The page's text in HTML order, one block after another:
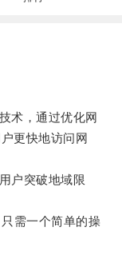
术，通过优化网
更快地访问网
户突破地域限
需一个简单的操